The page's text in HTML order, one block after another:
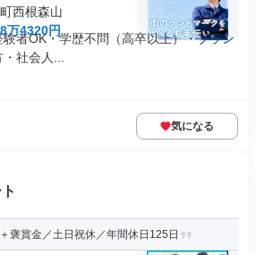
西根森山
万4320円
者OK・学歴不問（高卒以上）・ブラン
社会人...
気になる
褒賞金／土日祝休／年間休日125日